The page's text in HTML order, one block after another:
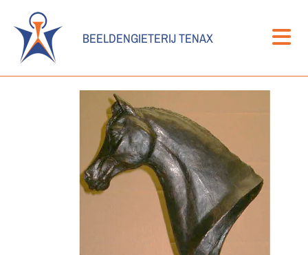
BEELDENGIETERIJ TENAX